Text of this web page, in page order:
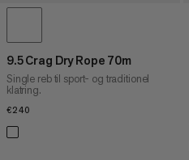
9.5 Crag Dry Rope 70m
Single reb til sport- og traditionel
klatring.
€240